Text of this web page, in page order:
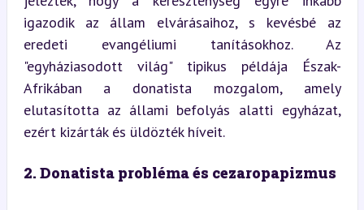
igazodik az állam elvárásaihoz, s kevésbé az
eredeti evangéliumi tanításokhoz. Az
"egyháziasodott világ" tipikus példája Észak-
Afrikában a donatista mozgalom, amely
elutasította az állami befolyás alatti egyházat,
ezért kizárták és üldözték híveit.
2. Donatista probléma és cezaropapizmus